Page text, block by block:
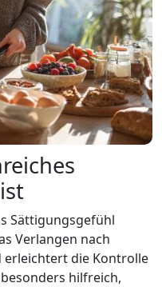
Sättigungsgefühl
Verlangen nach
erleichtert die Kontrolle
hilfreich,